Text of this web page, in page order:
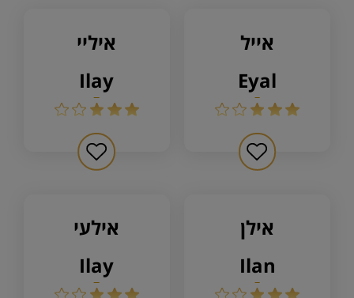
אייל
eyal
איליי
ilay
אילן
ilan
אילעי
ilay